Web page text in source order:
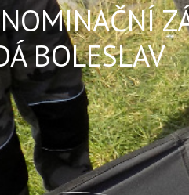
BOLESLAV